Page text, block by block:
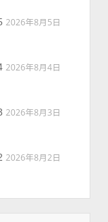
2026年8月5日
2026年8月4日
2026年8月3日
2026年8月2日